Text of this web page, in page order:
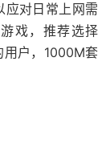
应对日常上网需
戏，推荐选择
户，1000M套